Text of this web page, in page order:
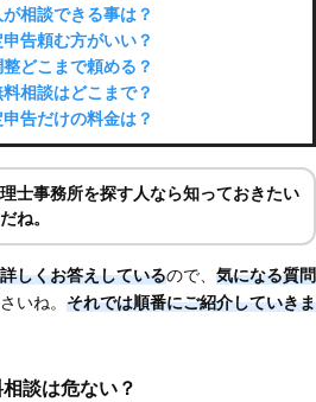
相談できる事は？
告頼む方がいい？
どこまで頼める？
相談はどこまで？
告だけの料金は？
士事務所を探す人なら知っておきたい
ね。
しくお答えしているので、 気になる質問
いね。 それでは順番にご紹介していきま
談は危ない？